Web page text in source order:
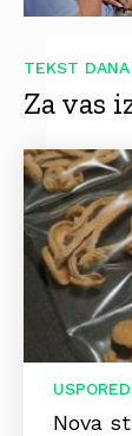
TEKST DANA
Za vas
Nova